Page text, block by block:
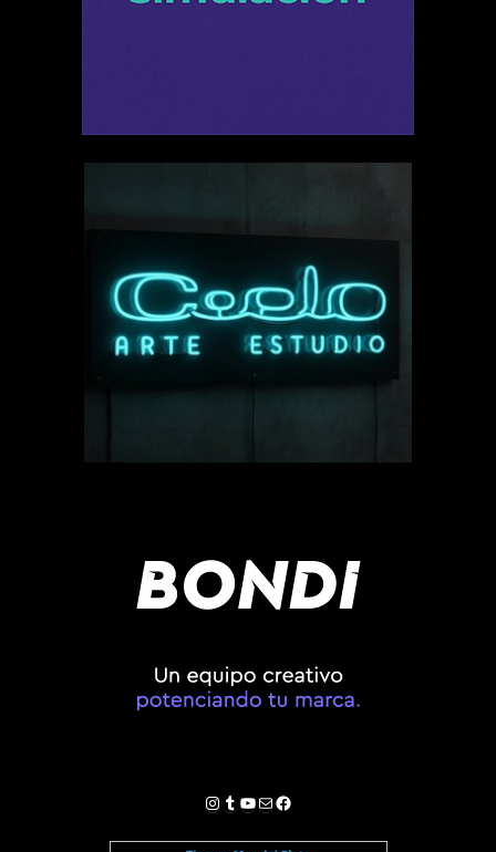
Instagram
Tumblr
YouTube
Correo electrónico
Facebook